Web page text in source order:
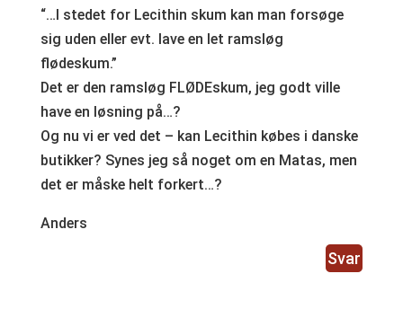
“…I stedet for Lecithin skum kan man forsøge
sig uden eller evt. lave en let ramsløg
flødeskum.”
Det er den ramsløg FLØDEskum, jeg godt ville
have en løsning på…?
Og nu vi er ved det – kan Lecithin købes i danske
butikker? Synes jeg så noget om en Matas, men
det er måske helt forkert…?
Anders
Svar